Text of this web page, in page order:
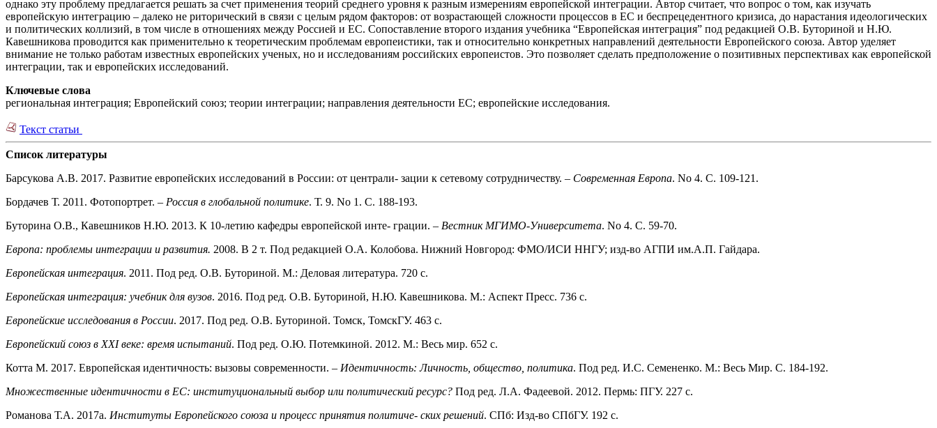
однако эту проблему предлагается решать за счет применения теорий среднего уровня к разным измерениям европейской интеграции. Автор считает, что вопрос о том, как изучать
европейскую интеграцию – далеко не риторический в связи с целым рядом факторов: от возрастающей сложности процессов в ЕС и беспрецедентного кризиса, до нарастания идеологических
и политических коллизий, в том числе в отношениях между Россией и ЕС. Сопоставление второго издания учебника “Европейская интеграция” под редакцией О.В. Буториной и Н.Ю.
Кавешникова проводится как применительно к теоретическим проблемам европеистики, так и относительно конкретных направлений деятельности Европейского союза. Автор уделяет
внимание не только работам известных европейских ученых, но и исследованиям российских европеистов. Это позволяет сделать предположение о позитивных перспективах как европейской
интеграции, так и европейских исследований.
Ключевые слова
региональная интеграция; Европейский союз; теории интеграции; направления деятельности ЕС; европейские исследования.
Текст статьи
Список литературы
Барсукова А.В. 2017. Развитие европейских исследований в России: от централи- зации к сетевому сотрудничеству. – Современная Европа. No 4. С. 109-121.
Бордачев Т. 2011. Фотопортрет. – Россия в глобальной политике. Т. 9. No 1. С. 188-193.
Буторина О.В., Кавешников Н.Ю. 2013. К 10-летию кафедры европейской инте- грации. – Вестник МГИМО-Университета. No 4. С. 59-70.
Европа: проблемы интеграции и развития. 2008. В 2 т. Под редакцией О.А. Колобова. Нижний Новгород: ФМО/ИСИ ННГУ; изд-во АГПИ им.А.П. Гайдара.
Европейская интеграция. 2011. Под ред. О.В. Буториной. М.: Деловая литература. 720 с.
Европейская интеграция: учебник для вузов. 2016. Под ред. О.В. Буториной, Н.Ю. Кавешникова. М.: Аспект Пресс. 736 с.
Европейские исследования в России. 2017. Под ред. О.В. Буториной. Томск, ТомскГУ. 463 c.
Европейский союз в XXI веке: время испытаний. Под ред. О.Ю. Потемкиной. 2012. М.: Весь мир. 652 c.
Котта М. 2017. Европейская идентичность: вызовы современности. – Идентичность: Личность, общество, политика. Под ред. И.С. Семененко. М.: Весь Мир. С. 184-192.
Множественные идентичности в ЕС: институциональный выбор или политический ресурс? Под ред. Л.А. Фадеевой. 2012. Пермь: ПГУ. 227 с.
Романова Т.А. 2017a. Институты Европейского союза и процесс принятия политиче- ских решений. СПб: Изд-во СПбГУ. 192 с.